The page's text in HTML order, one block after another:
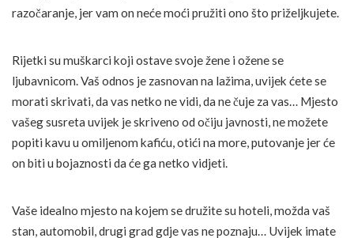
razočaranje, jer vam on neće moći pružiti ono što priželjkujete.
Rijetki su muškarci koji ostave svoje žene i ožene se
ljubavnicom. Vaš odnos je zasnovan na lažima, uvijek ćete se
morati skrivati, da vas netko ne vidi, da ne čuje za vas… Mjesto
vašeg susreta uvijek je skriveno od očiju javnosti, ne možete
popiti kavu u omiljenom kafiću, otići na more, putovanje jer će
on biti u bojaznosti da će ga netko vidjeti.
Vaše idealno mjesto na kojem se družite su hoteli, možda vaš
stan, automobil, drugi grad gdje vas ne poznaju… Uvijek imate